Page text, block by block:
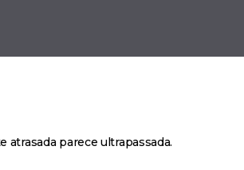
parece ultrapassada.